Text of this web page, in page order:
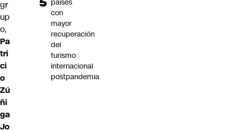
gr
up
o,
Pa
tri
ci
o
Zú
ñi
ga
Jo
países
con
mayor
recuperación
del
turismo
internacional
postpandemia